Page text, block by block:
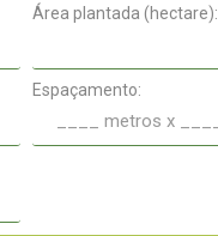
Área plantada (hectare):
Espaçamento: